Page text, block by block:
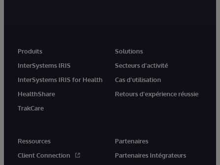
Produits
InterSystems IRIS
InterSystems IRIS for Health
HealthShare
TrakCare
Solutions
Secteurs d'activité
Cas d'utilisation
Retours d'expérience réussie
Ressources
Client Connection
Partenaires
Partenaires Intégrateurs